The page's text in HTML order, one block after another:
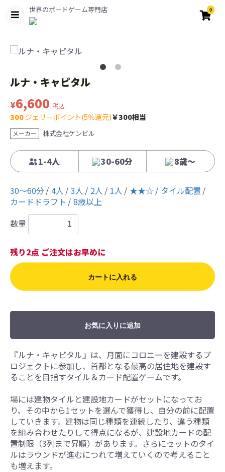
世界のボードゲーム専門店 0
ルナ・キャピタル
¥6,600 税込
300 ジェリーポイント(5％還元)￥300相当
メーカー 株式会社ケンビル
1-4人 30-60分 8歳〜
30〜60分 4人 3人 2人 1人 ★★☆
タイル配置
カードドラフト
8歳以上
数量
残り2点 ご注文はお早めに
カートに入れる
お気に入りに追加
『ルナ・キャピタル』は、月面にコロニーを建設するプ
ロジェクトに参加し、首都となる最高の居住地を建設す
ることを目指すタイル＆カード配置ゲームです。
場には建物タイルと建設地カードがセットになってお
り、その中から1セットを選んで獲得し、自分の前に配置
していきます。建物は同じ種類を連続したり、違う種類
を組み合わせたりして得点になるが、建設地カードの配
置制限（3列まで昇順）があります。さらにセットのタイ
ルはラウンドが進むにつれて増えていくので考えること
も増えます。